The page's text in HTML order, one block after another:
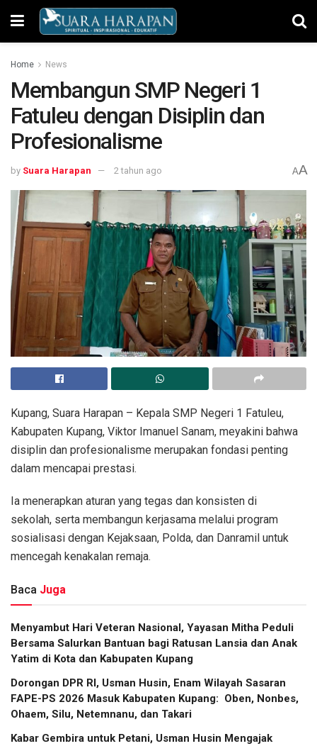
Home News
Membangun SMP Negeri 1
Fatuleu dengan Disiplin dan
Profesionalisme
by Suara Harapan 2 tahun ago AA
Kupang, Suara Harapan – Kepala SMP Negeri 1 Fatuleu,
Kabupaten Kupang, Viktor Imanuel Sanam, meyakini bahwa
disiplin dan profesionalisme merupakan fondasi penting
dalam mencapai prestasi.
Ia menerapkan aturan yang tegas dan konsisten di
sekolah, serta membangun kerjasama melalui program
sosialisasi dengan Kejaksaan, Polda, dan Danramil untuk
mencegah kenakalan remaja.
Baca Juga
​Menyambut Hari Veteran Nasional, Yayasan Mitha Peduli
Bersama Salurkan Bantuan bagi Ratusan Lansia dan Anak
Yatim di Kota dan Kabupaten Kupang
Dorongan DPR RI, Usman Husin, Enam Wilayah Sasaran
FAPE-PS 2026 Masuk Kabupaten Kupang: Oben, Nonbes,
Ohaem, Silu, Netemnanu, dan Takari
Kabar Gembira untuk Petani, Usman Husin Mengajak